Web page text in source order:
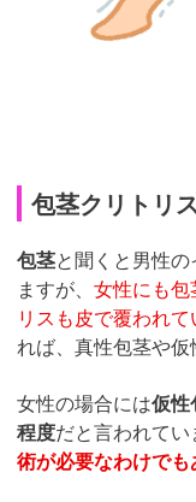
包茎クリトリ
包茎と聞くと男性
ますが、 女性にも
リスも皮で覆われて
れば、真性包茎や仮
女性の場合には仮性
程度だと言われて
術が必要なわけで